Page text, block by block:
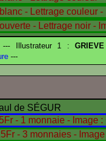
Illustrateur 1 :
---
de SÉGUR